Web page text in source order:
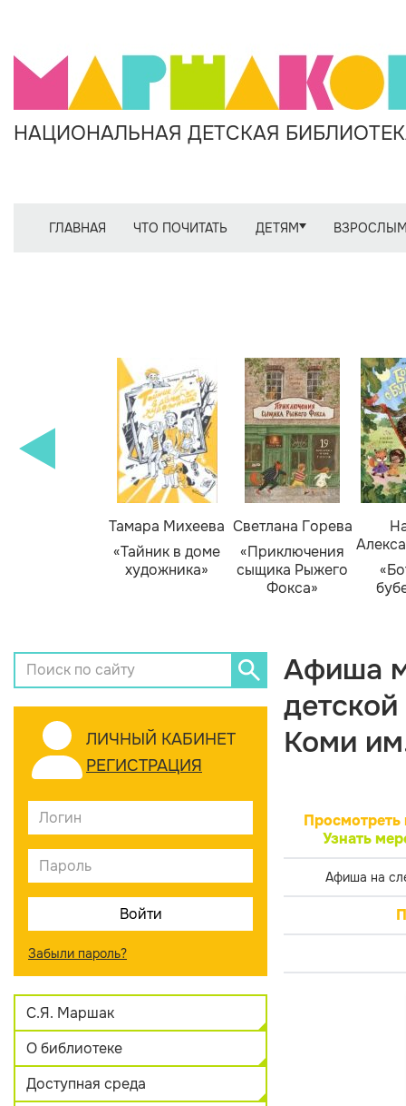
НАЦИОНАЛЬНАЯ ДЕТСКАЯ
ГЛАВНАЯ ЧТО ПОЧИТАТЬ ДЕТЯМ
Тамара Михеева
«Тайник в доме
художника»
Светлана Горева
«Приключения
сыщика Рыжего
Фокса»
ЛИЧНЫЙ КАБИНЕТ
РЕГИСТРАЦИЯ
Забыли пароль?
С.Я. Маршак
О библиотеке
Доступная среда
Афиша
Коми
Просмотреть
Узнать
Афиша на